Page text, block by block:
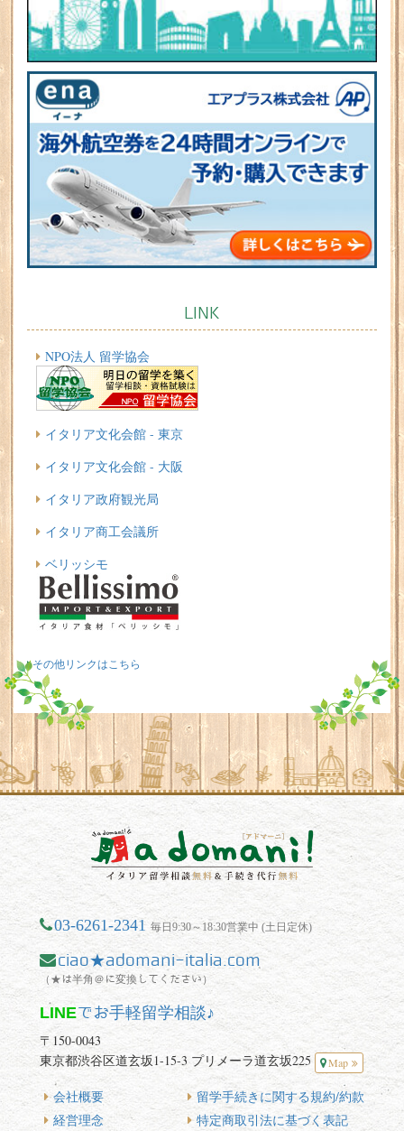
LINK
NPO法人 留学協会
イタリア文化会館 - 東京
イタリア文化会館 - 大阪
イタリア政府観光局
イタリア商工会議所
ベリッシモ
その他リンクはこちら
03-6261-2341 毎日9:30～18:30営業中 (土日定休)
ciao★adomani-italia.com
（★は半角＠に変換してください）
LINEでお手軽留学相談♪
〒150-0043
東京都渋谷区道玄坂1-15-3 プリメーラ道玄坂225
Map
会社概要
経営理念
留学手続きに関する規約/約款
特定商取引法に基づく表記